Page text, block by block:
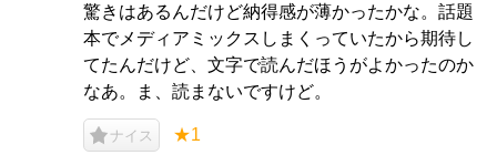
驚きはあるんだけど納得感が薄かったかな。話題
本でメディアミックスしまくっていたから期待し
てたんだけど、文字で読んだほうがよかったのか
なあ。ま、読まないですけど。
ナイス ★1